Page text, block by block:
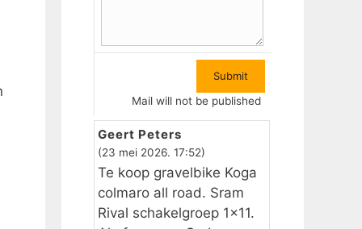
Mail will not be published
Geert Peters
(23 mei 2026. 17:52)
Te koop gravelbike Koga
colmaro all road. Sram
Rival schakelgroep 1×11.